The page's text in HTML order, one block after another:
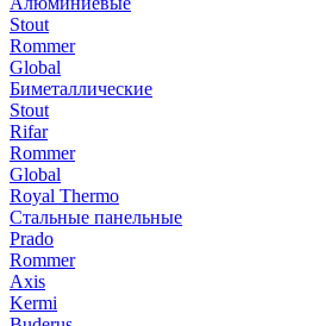
Stout
Rommer
Global
Биметаллические
Stout
Rifar
Rommer
Global
Royal Thermo
Стальные панельные
Prado
Rommer
Axis
Kermi